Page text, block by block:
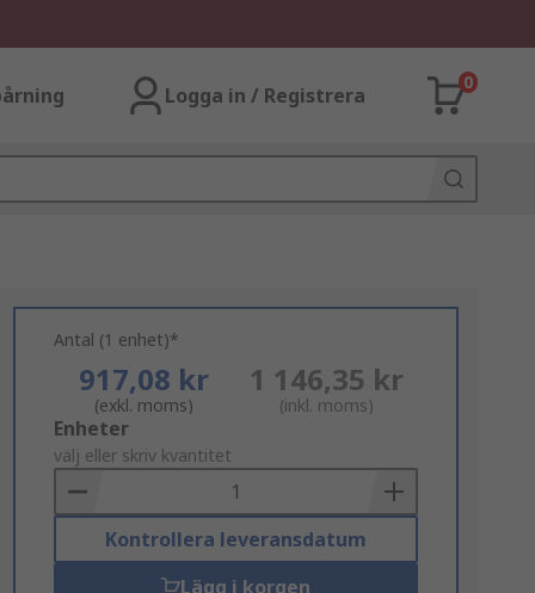
Logga in / Registrera
0
Antal (1 enhet)*
917,08 kr
(exkl. moms)
1 146,35 kr
(inkl. moms)
Add
to
Basket
Enheter
välj eller skriv kvantitet
Kontrollera leveransdatum
Lägg i korgen